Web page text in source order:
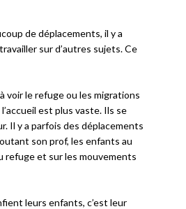
de déplacements, il y a
sur d’autres sujets. Ce
voir le refuge ou les migrations
est plus vaste. Ils se
Il y a parfois des déplacements
son prof, les enfants au
refuge et sur les mouvements
leurs enfants, c’est leur